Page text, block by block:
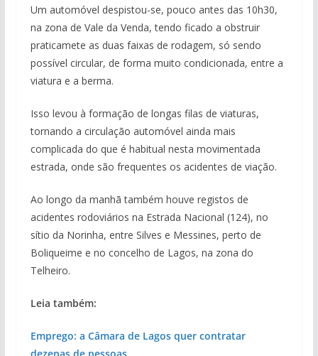
Um automóvel despistou-se, pouco antes das 10h30,
na zona de Vale da Venda, tendo ficado a obstruir
praticamete as duas faixas de rodagem, só sendo
possível circular, de forma muito condicionada, entre a
viatura e a berma.
Isso levou à formação de longas filas de viaturas,
tornando a circulação automóvel ainda mais
complicada do que é habitual nesta movimentada
estrada, onde são frequentes os acidentes de viação.
Ao longo da manhã também houve registos de
acidentes rodoviários na Estrada Nacional (124), no
sítio da Norinha, entre Silves e Messines, perto de
Boliqueime e no concelho de Lagos, na zona do
Telheiro.
Leia também:
Emprego: a Câmara de Lagos quer contratar